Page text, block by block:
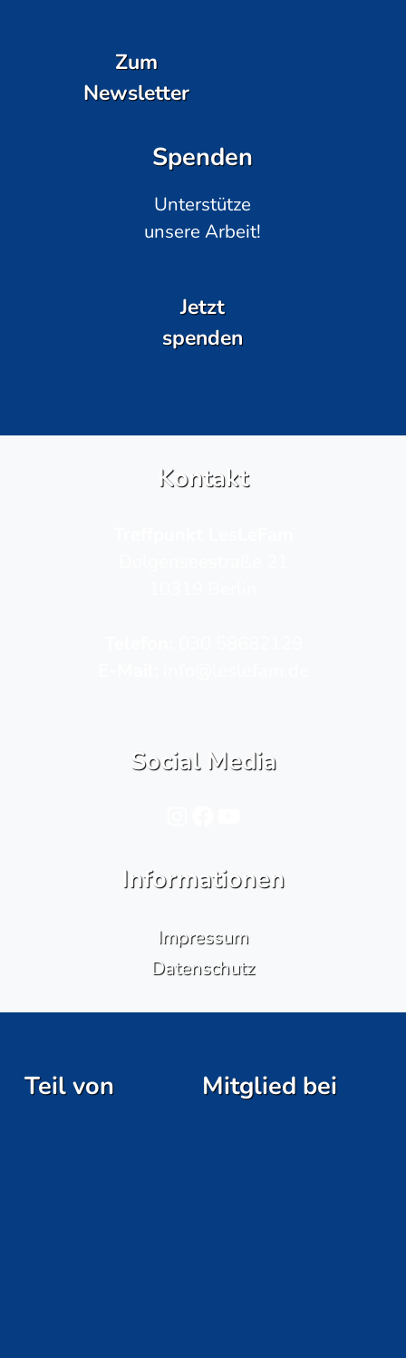
Zum
Newsletter
Spenden
Unterstütze
unsere Arbeit!
Jetzt
spenden
Kontakt
Social Media
Informationen
Impressum
Datenschutz
Teil von Mitglied bei